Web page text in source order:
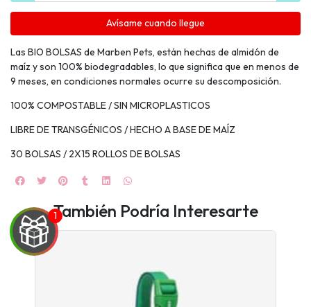
Avísame cuando llegue
Las BIO BOLSAS de Marben Pets, están hechas de almidón de
maíz y son 100% biodegradables, lo que significa que en menos de
9 meses, en condiciones normales ocurre su descomposición.
100% COMPOSTABLE / SIN MICROPLASTICOS
LIBRE DE TRANSGÉNICOS / HECHO A BASE DE MAÍZ
30 BOLSAS / 2X15 ROLLOS DE BOLSAS
También Podría Interesarte